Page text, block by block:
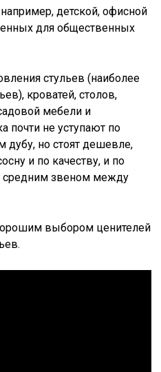
детской, офисной
для общественных
стульев (наиболее
кроватей, столов,
мебели и
почти не уступают по
дубу, но стоят дешевле,
и по качеству, и по
средним звеном между
выбором ценителей